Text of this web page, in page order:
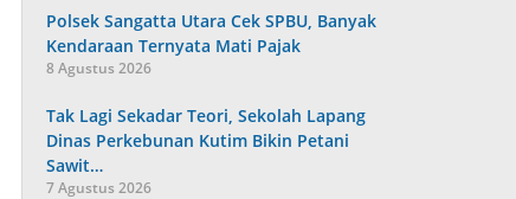
Polsek Sangatta Utara Cek SPBU, Banyak
Kendaraan Ternyata Mati Pajak
8 Agustus 2026
Tak Lagi Sekadar Teori, Sekolah Lapang
Dinas Perkebunan Kutim Bikin Petani
Sawit…
7 Agustus 2026